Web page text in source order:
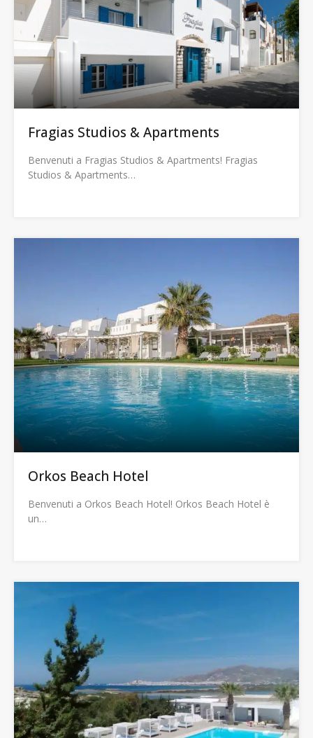
Fragias Studios & Apartments
Benvenuti a Fragias Studios & Apartments! Fragias
Studios & Apartments…
Orkos Beach Hotel
Benvenuti a Orkos Beach Hotel! Orkos Beach Hotel è
un…